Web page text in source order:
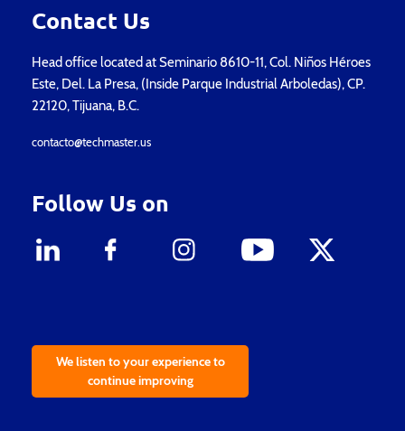
Contact Us
Head office located at Seminario 8610-11, Col. Niños Héroes
Este, Del. La Presa, (Inside Parque Industrial Arboledas), CP.
22120, Tijuana, B.C.
contacto@techmaster.us
Follow Us on
We listen to your experience to
continue improving